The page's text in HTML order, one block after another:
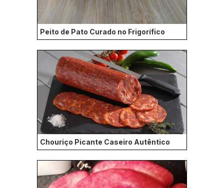
Peito de Pato Curado no Frigorífico
Chouriço Picante Caseiro Autêntico